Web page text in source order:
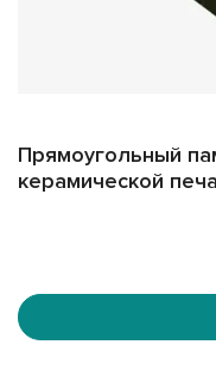
Прямоугольный
керамической